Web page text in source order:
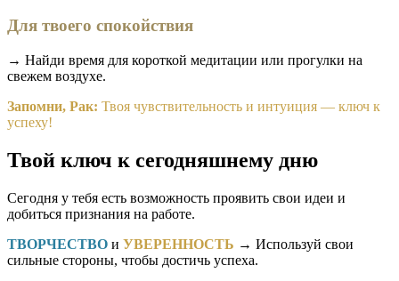
Для твоего спокойствия
→ Найди время для короткой медитации или прогулки на
свежем воздухе.
Запомни, Рак: Твоя чувствительность и интуиция — ключ к
успеху!
Твой ключ к сегодняшнему дню
Сегодня у тебя есть возможность проявить свои идеи и
добиться признания на работе.
ТВОРЧЕСТВО и УВЕРЕННОСТЬ → Используй свои
сильные стороны, чтобы достичь успеха.